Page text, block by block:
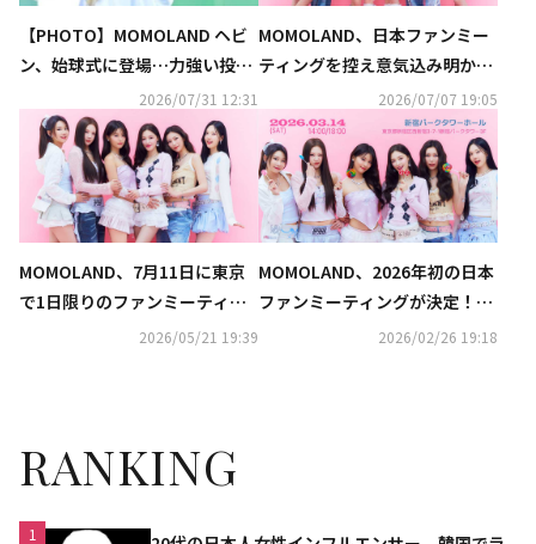
【PHOTO】MOMOLAND ヘビ
ン、始球式に登場…力強い投球
2026/07/31 12:31
MOMOLAND、日本ファンミー
ティングを控え意気込み明かす
「この瞬間だけをずっと待って
いた」
2026/07/07 19:05
MOMOLAND、7月11日に東京
で1日限りのファンミーティン
2026/05/21 19:39
MOMOLAND、2026年初の日本
ファンミーティングが決定！ホ
ワイトデーに東京にて開催
2026/02/26 19:18
RANKING
1